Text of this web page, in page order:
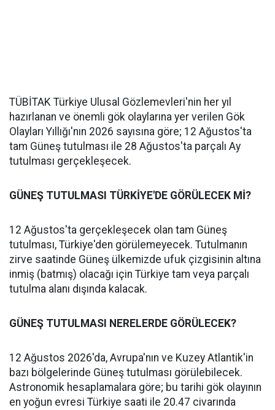
TÜBİTAK Türkiye Ulusal Gözlemevleri'nin her yıl
hazırlanan ve önemli gök olaylarına yer verilen Gök
Olayları Yıllığı'nın 2026 sayısına göre; 12 Ağustos'ta
tam Güneş tutulması ile 28 Ağustos'ta parçalı Ay
tutulması gerçekleşecek.
GÜNEŞ TUTULMASI TÜRKİYE'DE GÖRÜLECEK Mİ?
12 Ağustos'ta gerçekleşecek olan tam Güneş
tutulması, Türkiye'den görülemeyecek. Tutulmanın
zirve saatinde Güneş ülkemizde ufuk çizgisinin altına
inmiş (batmış) olacağı için Türkiye tam veya parçalı
tutulma alanı dışında kalacak.
GÜNEŞ TUTULMASI NERELERDE GÖRÜLECEK?
12 Ağustos 2026'da, Avrupa'nın ve Kuzey Atlantik'in
bazı bölgelerinde Güneş tutulması görülebilecek.
Astronomik hesaplamalara göre; bu tarihi gök olayının
en yoğun evresi Türkiye saati ile 20.47 civarında